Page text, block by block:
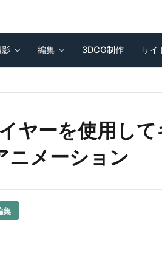
影 編集 3DCG制作 サイ
ヤーを使用して
ニメーション
集